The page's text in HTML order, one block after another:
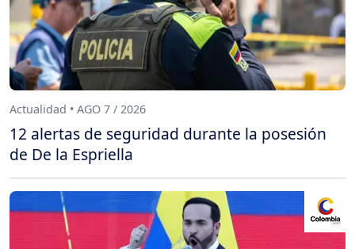
Actualidad • AGO 7 / 2026
12 alertas de seguridad durante la posesión
de De la Espriella